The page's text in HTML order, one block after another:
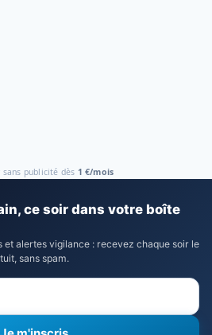
publicité dès 1 €/mois
ce soir dans votre boîte
et alertes vigilance : recevez chaque soir le
sans spam.